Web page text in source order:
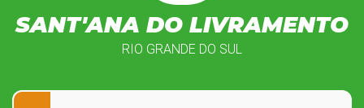
SANT'ANA DO LIVRAMENTO
RIO GRANDE DO SUL